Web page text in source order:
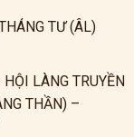
TƯ (ÂL)
LÀNG TRUYỀN
THẦN) –